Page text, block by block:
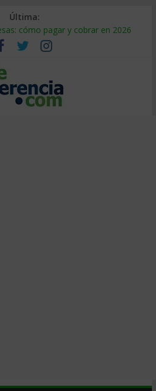
Última:
cómo pagar y cobrar en 2026
es y por qué sale tan caro
cómo auditarla a tiempo
de suministro: qué hacer
UU.: cómo segmentarlo y venderle